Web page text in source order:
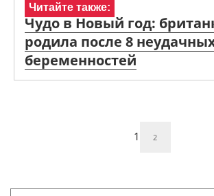
Читайте также:
Чудо в Новый год:
родила после 8
беременностей
1 2